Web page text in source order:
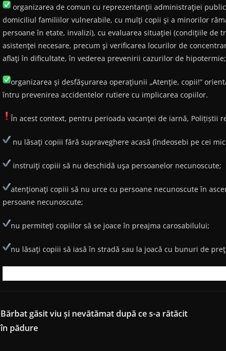
organizarea de comun cu reprezentanţii administraţiei
domiciliul familiilor vulnerabile, cu mulţi copii şi a minorilor
persoane în etate, invalizi), cu evaluarea situaţiei (condiţiile de
asistenţei necesare, precum şi verificarea locurilor de
aflaţi în dificultate, în vederea prevenirii cazurilor de hipotermie;
organizarea şi desfăşurarea operaţiunii „Atenţie, copii!”
întru prevenirea accidentelor rutiere cu implicarea copiilor.
În acest context, pentru perioada vacanţei de iarnă, Polițiștii
nu lăsaţi copiii fără supraveghere acasă (îndeosebi pe cei
instruiţi copiii să nu deschidă uşa persoanelor necunoscute;
atenţionaţi copiii să nu urce cu persoane necunoscute în
persoane necunoscute;
nu permiteţi copiilor să se joace în preajma carosabilului;
nu lăsaţi copiii să iasă în stradă sau la joacă cu bunuri de
Bărbat găsit viu și nevătămat după ce s-a rătăcit
în pădure